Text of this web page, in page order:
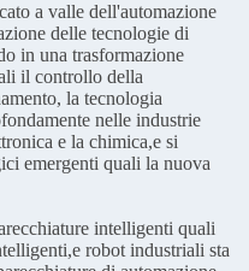
a valle dell'automazione
delle tecnologie di
in una trasformazione
il controllo della
la tecnologia
nelle industrie
e la chimica,e si
emergenti quali la nuova
intelligenti quali
robot industriali sta